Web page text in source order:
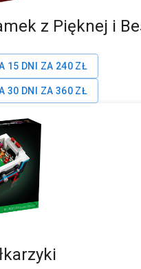
z Pięknej i
15 DNI ZA 240 ZŁ
30 DNI ZA 360 ZŁ